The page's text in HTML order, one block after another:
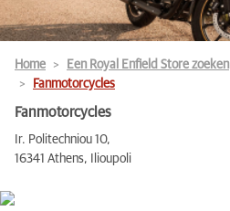
Home Een Royal Enfield Store zoeken
Fanmotorcycles
Fanmotorcycles
Ir. Politechniou 10,
16341 Athens, Ilioupoli